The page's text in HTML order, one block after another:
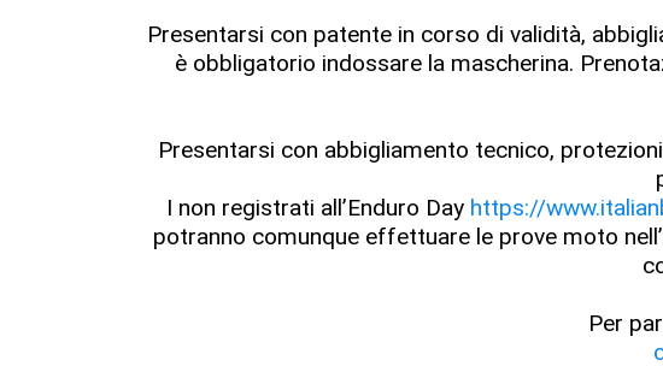
Presentarsi con patente in corso di validità,
è obbligatorio indossare la mascherina.
Presentarsi con abbigliamento tecnico,
I non registrati all’Enduro Day https://
potranno comunque effettuare le prove moto
Per